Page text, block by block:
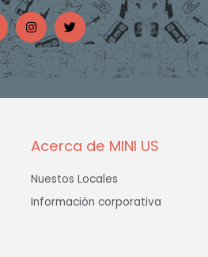
I
n
s
t
a
g
r
T
w
i
t
t
e
Acerca de MINI US
Nuestos Locales
Información corporativa